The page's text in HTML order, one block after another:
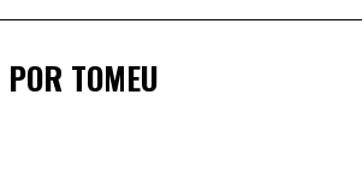
TOMEU